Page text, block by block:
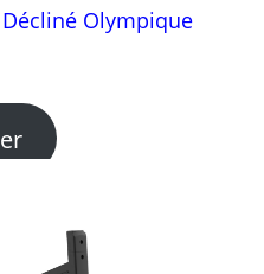
Olympique